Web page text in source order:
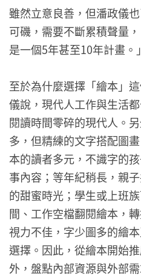
雖然立意良善，但潘政儀
可磯，需要不斷累積聲量
是一個5年甚至10年計畫。
至於為什麼選擇「繪本」
儀說，現代人工作與生活
閱讀時間零碎的現代人。
多，但精練的文字搭配圖
本的讀者多元，不識字的
事內容；等年紀稍長，親
的甜蜜時光；學生或上班
間、工作空檔翻閱繪本，
視力不佳，字少圖多的繪
選擇。因此，從繪本開始
外，盤點內部資源與外部